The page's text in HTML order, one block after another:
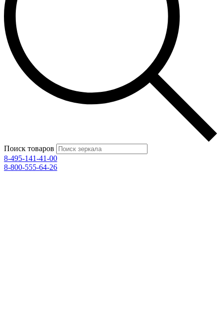
Поиск товаров
8-495-141-41-00
8-800-555-64-26